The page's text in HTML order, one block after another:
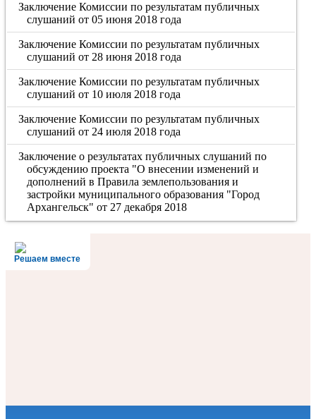
Заключение Комиссии по результатам публичных
слушаний от 05 июня 2018 года
Заключение Комиссии по результатам публичных
слушаний от 28 июня 2018 года
Заключение Комиссии по результатам публичных
слушаний от 10 июля 2018 года
Заключение Комиссии по результатам публичных
слушаний от 24 июля 2018 года
Заключение о результатах публичных слушаний по
обсуждению проекта "О внесении изменений и
дополнений в Правила землепользования и
застройки муниципального образования "Город
Архангельск" от 27 декабря 2018
Решаем вместе